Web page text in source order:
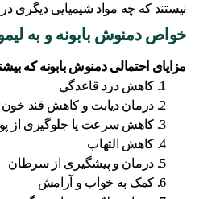
نیستند که چه مواد شیمیایی دیگری در
خواص دمنوش بابونه و به
مزایای احتمالی دمنوش بابونه که
کاهش درد قاعدگی
درمان دیابت و کاهش قند خون
کاهش سرعت یا جلوگیری از
کاهش التهاب
درمان و پیشگیری از سرطان
کمک به خواب و آرامش